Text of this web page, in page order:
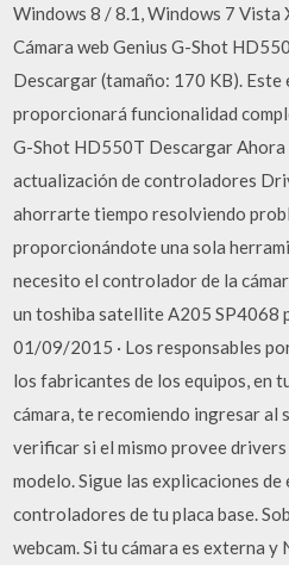
Windows 8 / 8.1, Windows 7
Cámara web Genius G-Shot
Descargar (tamaño: 170 KB).
proporcionará funcionalidad
G-Shot HD550T Descargar
actualización de controladores
ahorrarte tiempo resolviendo
proporcionándote una sola
necesito el controlador de la
un toshiba satellite A205 SP4068
01/09/2015 · Los responsables
los fabricantes de los equipos, en
cámara, te recomiendo ingresar
verificar si el mismo provee
modelo. Sigue las explicaciones
controladores de tu placa base.
webcam. Si tu cámara es externa y